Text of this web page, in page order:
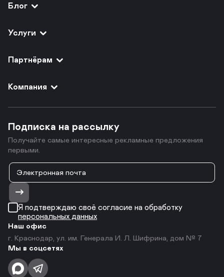
Блог
Услуги
Партнёрам
Компания
Подписка на рассылку
Получайте самые интересные рекламные предложения
первыми.
Я подтверждаю своё согласие на обработку
персональных данных
Наш офис
г. Краснодар, ул. им. Генерала И. Л. Шифрина, дом № 7
Мы в соцсетях